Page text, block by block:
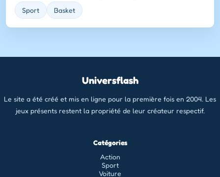
Sport Basket
Universflash
Le site a été créé et mis en ligne pour la première fois en 2004. Les
jeux présents restent la propriété de leur créateur respectif.
Catégories
Action
Sport
Voiture